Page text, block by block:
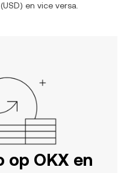
(USD) en vice versa.
op OKX en